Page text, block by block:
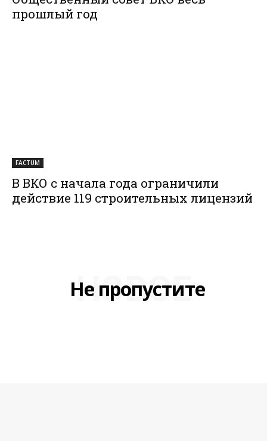
прошлый год
FACTUM
В ВКО с начала года ограничили
действие 119 строительных лицензий
Не пропустите
НОВОЕ